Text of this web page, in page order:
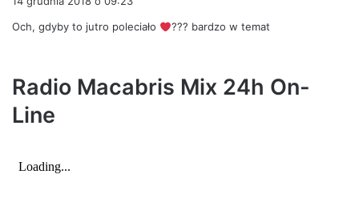
z
Och, gdyby to jutro poleciało
??? bardzo w temat
Radio Macabris Mix 24h On-
Line